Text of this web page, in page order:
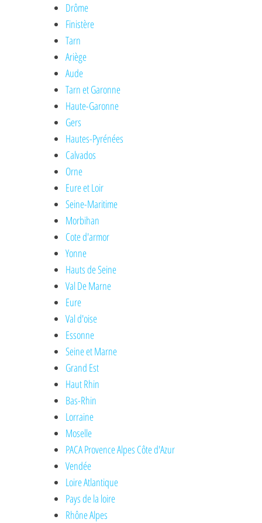
Drôme
Finistère
Tarn
Ariège
Aude
Tarn et Garonne
Haute-Garonne
Gers
Hautes-Pyrénées
Calvados
Orne
Eure et Loir
Seine-Maritime
Morbihan
Cote d'armor
Yonne
Hauts de Seine
Val De Marne
Eure
Val d'oise
Essonne
Seine et Marne
Grand Est
Haut Rhin
Bas-Rhin
Lorraine
Moselle
PACA Provence Alpes Côte d'Azur
Vendée
Loire Atlantique
Pays de la loire
Rhône Alpes